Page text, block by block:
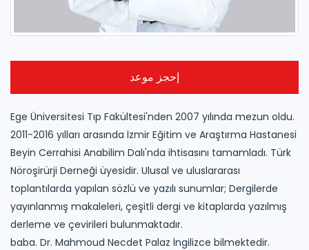
إحجز موعد
Ege Üniversitesi Tıp Fakültesi'nden 2007 yılında mezun oldu.
2011-2016 yılları arasında İzmir Eğitim ve Araştırma Hastanesi
Beyin Cerrahisi Anabilim Dalı'nda ihtisasını tamamladı. Türk
Nöroşirürji Derneği üyesidir. Ulusal ve uluslararası
toplantılarda yapılan sözlü ve yazılı sunumlar; Dergilerde
yayınlanmış makaleleri, çeşitli dergi ve kitaplarda yazılmış
derleme ve çevirileri bulunmaktadır.
baba. Dr. Mahmoud Necdet Palaz İngilizce bilmektedir.